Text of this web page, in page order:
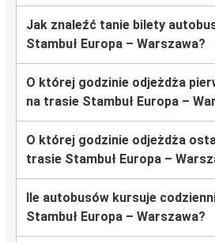
Jak znaleźć tanie bilety
Stambuł Europa – Warszawa?
O której godzinie odjeżdża
na trasie Stambuł Europa –
O której godzinie odjeżdża
trasie Stambuł Europa –
Ile autobusów kursuje
Stambuł Europa – Warszawa?